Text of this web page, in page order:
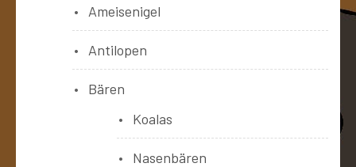
Ameisenigel
Antilopen
Bären
Koalas
Nasenbären